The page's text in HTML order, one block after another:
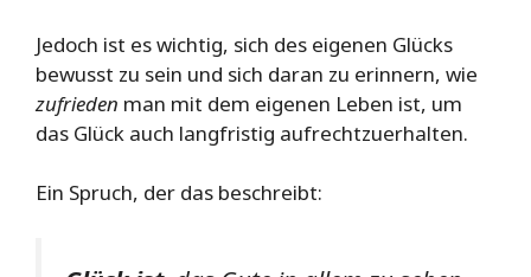
Jedoch ist es wichtig, sich des eigenen Glücks
bewusst zu sein und sich daran zu erinnern, wie
zufrieden man mit dem eigenen Leben ist, um
das Glück auch langfristig aufrechtzuerhalten.
Ein Spruch, der das beschreibt: